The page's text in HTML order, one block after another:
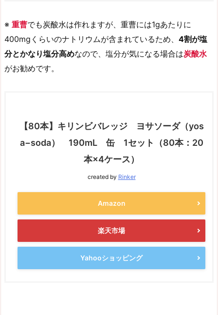
※ 重曹でも炭酸水は作れますが、重曹には1gあたりに
400mgくらいのナトリウムが含まれているため、 4割が塩
分とかなり塩分高めなので、塩分が気になる場合は炭酸水
がお勧めです。
【80本】キリンビバレッジ ヨサソーダ（yos
a−soda） 190mL 缶 1セット（80本：20
本×4ケース）
created by Rinker
Amazon
楽天市場
Yahooショッピング